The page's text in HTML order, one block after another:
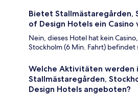
Bietet Stallmästaregården,
of Design Hotels ein Casino
Nein, dieses Hotel hat kein
Stockholm (6 Min. Fahrt) befindet
Welche Aktivitäten werden
Stallmästaregården,
Design Hotels angeboten?